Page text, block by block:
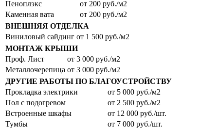
Пеноплэкс
от 200 руб./м2
Каменная вата
от 200 руб./м2
ВНЕШНЯЯ ОТДЕЛКА
Виниловый сайдинг от 1 500 руб./м2
МОНТАЖ КРЫШИ
Проф. Лист
от 3 000 руб./м2
Металлочерепица от 3 000 руб./м2
ДРУГИЕ РАБОТЫ ПО БЛАГОУСТРОЙСТВУ
Прокладка электрики
от 5 000 руб./м2
Пол с подогревом
от 2 500 руб./м2
Встроенные шкафы
от 12 000 руб./шт.
Тумбы
от 7 000 руб./шт.